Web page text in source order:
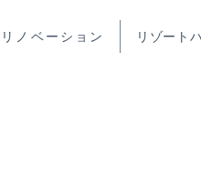
リノベーション リゾート